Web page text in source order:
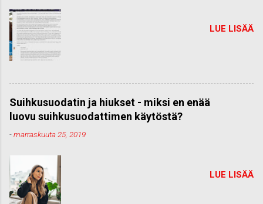
LUE LISÄÄ
Suihkusuodatin ja hiukset - miksi en enää
luovu suihkusuodattimen käytöstä?
-marraskuuta 25, 2019
LUE LISÄÄ